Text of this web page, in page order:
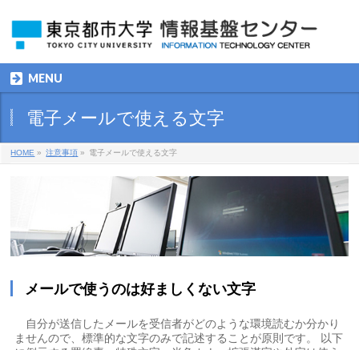
MENU
電子メールで使える文字
HOME » 注意事項 » 電子メールで使える文字
メールで使うのは好ましくない文字
自分が送信したメールを受信者がどのような環境読むか分かり
ませんので、標準的な文字のみで記述することが原則です。 以下